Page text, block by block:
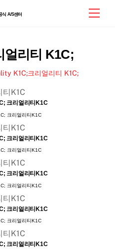
식 A/S센터
얼리티 K1C;
K1C;크리얼리티 K1C;
크리얼리티K1C
크리얼리티K1C
크리얼리티K1C
크리얼리티K1C
크리얼리티K1C
크리얼리티K1C
크리얼리티K1C
크리얼리티K1C
크리얼리티K1C